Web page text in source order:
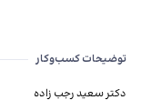
توضیحات کسب‌وکار